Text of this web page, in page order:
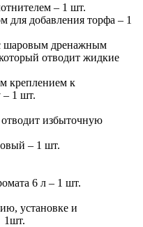
– 1 шт.
для добавления торфа – 1
шаровым дренажным
отводит жидкие
креплением к
– 1 шт.
избыточную
– 1 шт.
6 л – 1 шт.
установке и
1шт.